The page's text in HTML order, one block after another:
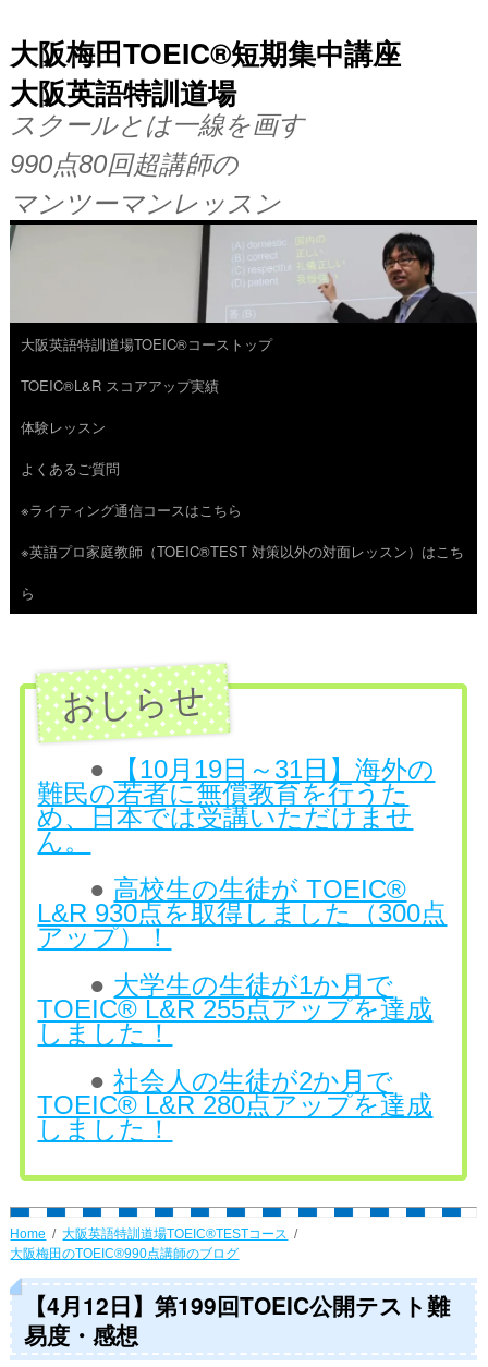
大阪梅田TOEIC®短期集中講座
大阪英語特訓道場
スクールとは一線を画す
990点80回超講師の
マンツーマンレッスン
コ
ン
テ
ン
ツ
へ
ス
大阪英語特訓道場TOEIC®コーストップ
TOEIC®L&R スコアアップ実績
体験レッスン
よくあるご質問
※ライティング通信コースはこちら
※英語プロ家庭教師（TOEIC®TEST 対策以外の対面レッスン）はこち
ら
●
【10月19日～31日】海外の
難民の若者に無償教育を行うた
め、日本では受講いただけませ
ん。
● 高校生の生徒が TOEIC®
L&R 930点を取得しました（300点
アップ）！
● 大学生の生徒が1か月で
TOEIC® L&R 255点アップを達成
しました！
●社会人の生徒が2か月で
TOEIC® L&R 280点アップを達成
しました！
Home
大阪英語特訓道場TOEIC®TESTコース
大阪梅田のTOEIC®990点講師のブログ
【4月12日】第199回TOEIC公開テスト難
易度・感想